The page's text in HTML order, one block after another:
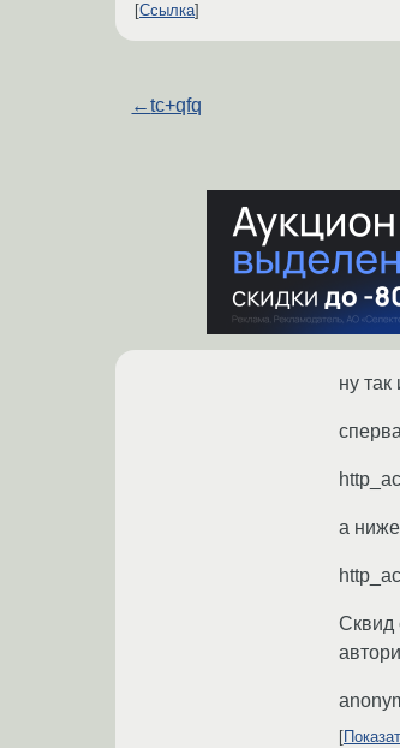
Ссылка
←tc+qfq
ну так
сперва
а
Сквид